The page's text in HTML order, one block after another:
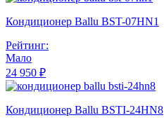
Кондиционер Ballu BST-07HN1
Рейтинг:
Мало
24 950 ₽
Кондиционер Ballu BSTI-24HN8